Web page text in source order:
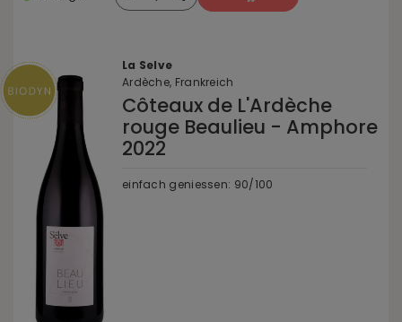
La Selve
Ardèche, Frankreich
Côteaux de L'Ardèche
rouge Beaulieu - Amphore
2022
einfach geniessen: 90/100